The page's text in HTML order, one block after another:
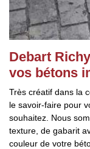
Debart
vos bétons
Très créatif dans la
le savoir-faire pour
souhaitez. Nous
texture, de gabarit
couleur de votre